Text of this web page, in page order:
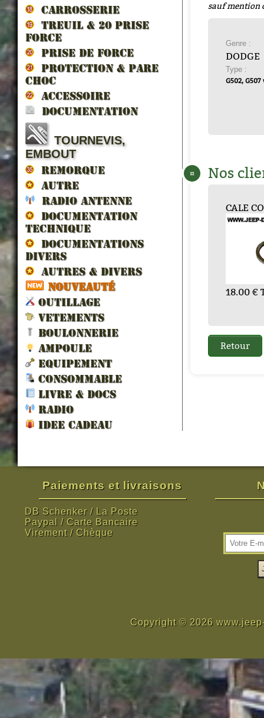
CARROSSERIE
TREUIL & 20 prise
force
PRISE DE FORCE
PROTECTION & PARE
CHOC
ACCESSOIRE
DOCUMENTATION
TOURNEVIS,
EMBOUT
REMORQUE
AUTRE
RADIO ANTENNE
DOCUMENTATION
TECHNIQUE
DOCUMENTATIONS
DIVERS
AUTRES & DIVERS
NOUVEAUTÉ
OUTILLAGE
VETEMENTS
BOULONNERIE
AMPOULE
EQUIPEMENT
CONSOMMABLE
LIVRE & DOCS
RADIO
IDEE CADEAU
sauf mention
Genre :
DODGE
Type :
G502, G507
¤ Nos
KIT DE 4 BILLE...
20.16 € TTC
CALE COUPLE CO... VIS
14.40
CALE COUPLE CO...
Paiements et livraisons
DB Schenker / La Poste
Paypal / Carte Bancaire
Virement / Chèque
Copyright © 2026